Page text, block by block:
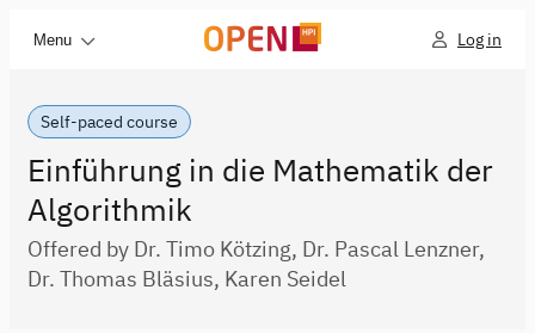
Menu Log in
Self-paced course
Einführung in die Mathematik der
Algorithmik
Offered by Dr. Timo Kötzing, Dr. Pascal Lenzner,
Dr. Thomas Bläsius, Karen Seidel